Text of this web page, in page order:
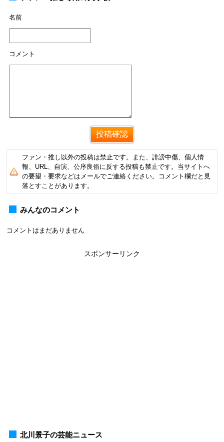
名前
コメント
ファン・推し以外の投稿は禁止です。また、誹謗中傷、個人情
報、URL、自演、公序良俗に反する投稿も禁止です。当サイトへ
の要望・要求などはメールでご連絡ください。コメント欄だと見
落とすことがあります。
みんなのコメント
コメントはまだありません
スポンサーリンク
北川景子の芸能ニュース